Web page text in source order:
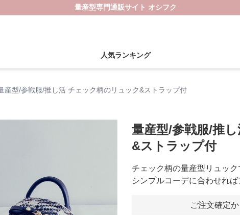
量産型専門通販サイト オシフク
人気ランキング
産型/参戦服/推し活 チェック柄のリュック&ストラップ付
量産型/参戦服/推
&ストラップ付
チェック柄の量産型リュック
シンプルコーデに合わせれ
ご注文確定